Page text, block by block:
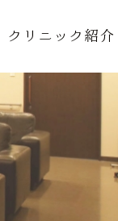
クリニック紹介
ドクター紹介
院内紹介
アクセス・診療時間